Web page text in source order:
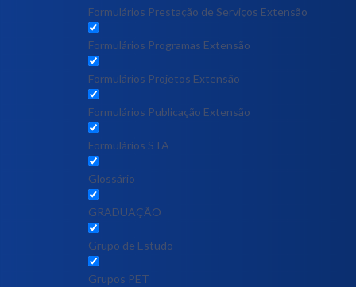
Formulários Prestação de Serviços Extensão
Formulários Programas Extensão
Formulários Projetos Extensão
Formulários Publicação Extensão
Formulários STA
Glossário
GRADUAÇÃO
Grupo de Estudo
Grupos PET